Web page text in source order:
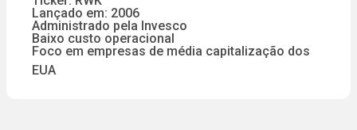
Lançado em: 2006
Administrado pela Invesco
Baixo custo operacional
Foco em empresas de média capitalização dos
EUA